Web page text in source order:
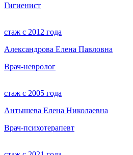
Гигиенист
стаж с 2012 года
Александрова Елена Павловна
Врач-невролог
стаж с 2005 года
Антышева Елена Николаевна
Врач-психотерапевт